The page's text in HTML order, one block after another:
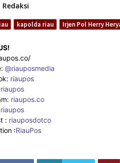
Redaksi
kapolda riau Irjen Pol Herry
@riauposmedia
riaupos
riaupos
riaupos.co
riaupos
: riauposdotco
:RiauPos